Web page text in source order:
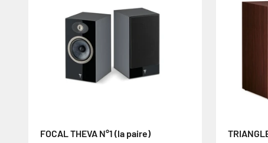
FOCAL THEVA N°1 (la paire)